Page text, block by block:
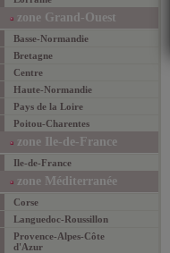
zone Grand-Ouest
Basse-Normandie
Bretagne
Centre
Haute-Normandie
Pays de la Loire
Poitou-Charentes
zone Ile-de-France
Ile-de-France
zone Méditerranée
Corse
Languedoc-Roussillon
Provence-Alpes-Côte
d'Azur